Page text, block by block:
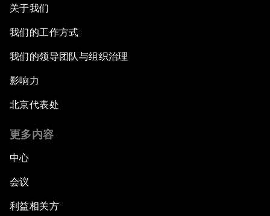
关于我们
我们的工作方式
我们的领导团队与组织治理
影响力
北京代表处
更多内容
中心
会议
利益相关方